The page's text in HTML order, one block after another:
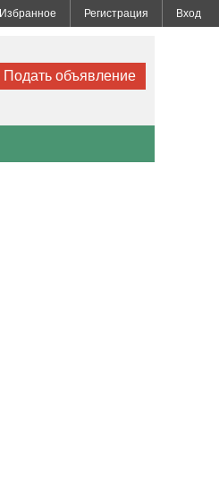
Подать объявление
Избранное Регистрация Вход